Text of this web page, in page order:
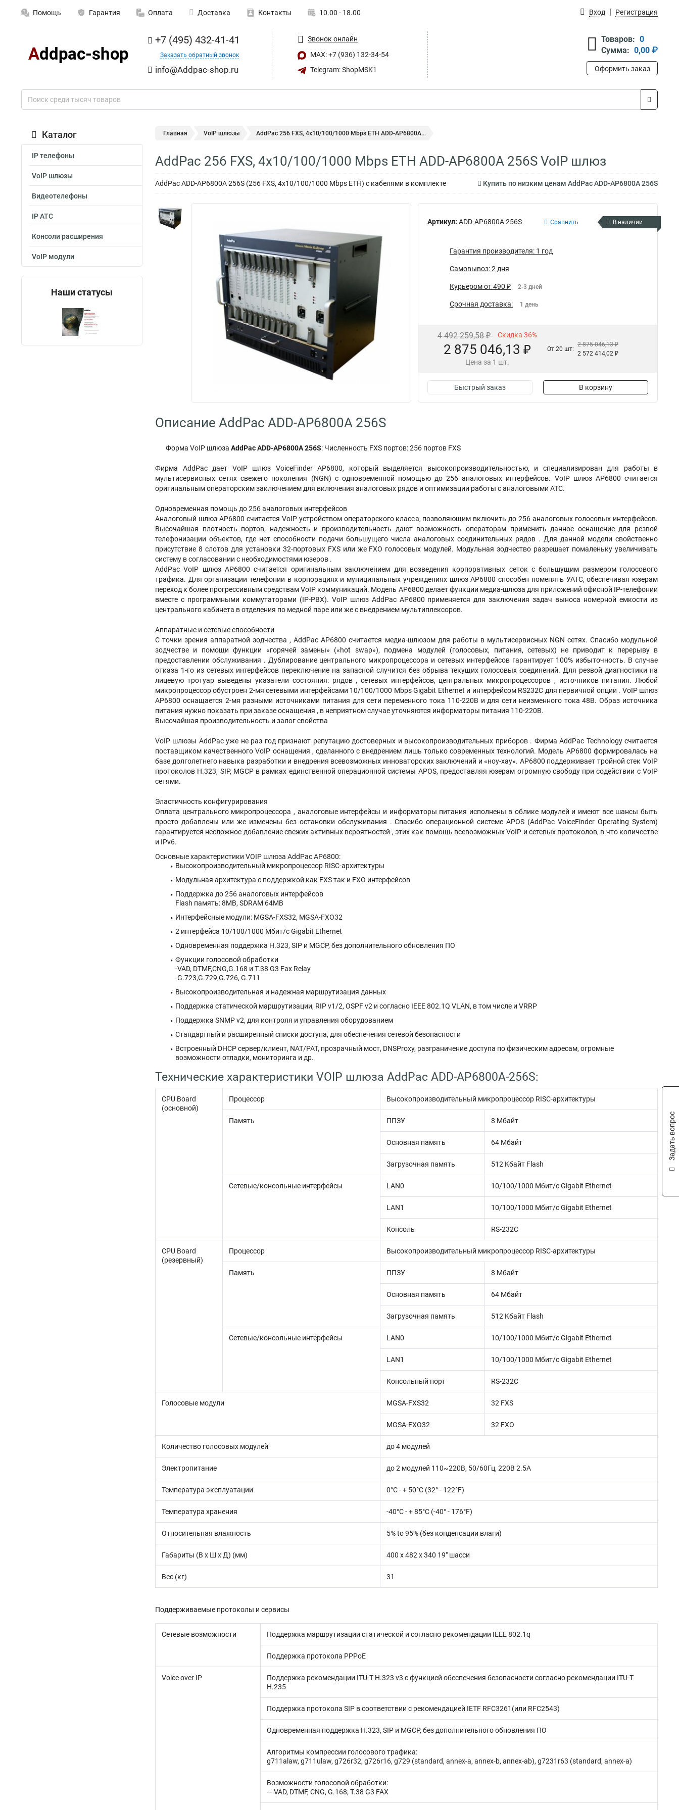
Помощь Гарантия Оплата Доставка Контакты 10.00 - 18.00 Вход Регистрация
+7 (495) 432-41-41
Заказать обратный звонок
info@Addpaс-shop.ru
Звонок онлайн
MAX: +7 (936) 132-34-54
Telegram: ShopMSK1
Товаров: 0
Сумма: 0,00 ₽
Оформить заказ
Каталог
IP телефоны
VoIP шлюзы
Видеотелефоны
IP АТС
Консоли расширения
VoIP модули
Наши статусы
Главная VoIP шлюзы AddPac 256 FXS, 4x10/100/1000 Mbps ETH ADD-AP6800A...
AddPac 256 FXS, 4x10/100/1000 Mbps ETH ADD-AP6800A 256S VoIP шлюз
AddPac ADD-AP6800A 256S (256 FXS, 4x10/100/1000 Mbps ETH) с кабелями в комплекте Купить по низким ценам AddPac ADD-AP6800A 256S
Артикул: ADD-AP6800A 256S Сравнить В наличии
Гарантия производителя: 1 год
Самовывоз: 2 дня
Курьером от 490 ₽ 2-3 дней
Срочная доставка: 1 день
4 492 259,58 ₽ Скидка 36%
2 875 046,13 ₽
Цена за 1 шт.
От 20 шт:
2 875 046,13 ₽
2 572 414,02 ₽
Быстрый заказ В корзину
Описание AddPac ADD-AP6800A 256S
Форма VoIP шлюза AddPac ADD-AP6800A 256S: Численность FXS портов: 256 портов FXS
Фирма AddPac дает VoIP шлюз VoiceFinder AP6800, который выделяется высокопроизводительностью, и специализирован для работы в
мультисервисных сетях свежего поколения (NGN) c одновременной помощью до 256 аналоговых интерфейсов. VoIP шлюз AP6800 считается
оригинальным операторским заключением для включения аналоговых рядов и оптимизации работы с аналоговыми АТС.
Одновременная помощь до 256 аналоговых интерфейсов
Аналоговый шлюз AP6800 считается VoIP устройством операторского класса, позволяющим включить до 256 аналоговых голосовых интерфейсов.
Высочайшая плотность портов, надежность и производительность дают возможность операторам применить данное оснащение для резвой
телефонизации объектов, где нет способности подачи большущего числа аналоговых соединительных рядов . Для данной модели свойственно
присутствие 8 слотов для установки 32-портовых FXS или же FXO голосовых модулей. Модульная зодчество разрешает помаленьку увеличивать
систему в согласовании с необходимостями юзеров .
AddPac VoIP шлюз AP6800 считается оригинальным заключением для возведения корпоративных сеток с большущим размером голосового
трафика. Для организации телефонии в корпорациях и муниципальных учреждениях шлюз AP6800 способен поменять УАТС, обеспечивая юзерам
переход к более прогрессивным средствам VoIP коммуникаций. Модель AP6800 делает функции медиа-шлюза для приложений офисной IP-телефонии
вместе с программными коммутаторами (IP-PBX). VoIP шлюз AddPac AP6800 применяется для заключения задач выноса номерной емкости из
центрального кабинета в отделения по медной паре или же с внедрением мультиплексоров.
Аппаратные и сетевые способности
С точки зрения аппаратной зодчества , AddPac AP6800 считается медиа-шлюзом для работы в мультисервисных NGN сетях. Спасибо модульной
зодчестве и помощи функции «горячей замены» («hot swap»), подмена модулей (голосовых, питания, сетевых) не приводит к перерыву в
предоставлении обслуживания . Дублирование центрального микропроцессора и сетевых интерфейсов гарантирует 100% избыточность. В случае
отказа 1-го из сетевых интерфейсов переключение на запасной случится без обрыва текущих голосовых соединений. Для резвой диагностики на
лицевую тротуар выведены указатели состояния: рядов , сетевых интерфейсов, центральных микропроцессоров , источников питания. Любой
микропроцессор обустроен 2-мя сетевыми интерфейсами 10/100/1000 Mbps Gigabit Ethernet и интерфейсом RS232C для первичной опции . VoIP шлюз
AP6800 оснащается 2-мя разными источниками питания для сети переменного тока 110-220В и для сети неизменного тока 48В. Образ источника
питания нужно показать при заказе оснащения , в неприятном случае уточняются информаторы питания 110-220В.
Высочайшая производительность и залог свойства
VoIP шлюзы AddPac уже не раз год признают репутацию достоверных и высокопроизводительных приборов . Фирма AddPac Technology считается
поставщиком качественного VoIP оснащения , сделанного с внедрением лишь только современных технологий. Модель AP6800 формировалась на
базе долголетнего навыка разработки и внедрения всевозможных инноваторских заключений и «ноу-хау». AP6800 поддерживает тройной стек VoIP
протоколов H.323, SIP, MGCP в рамках единственной операционной системы APOS, предоставляя юзерам огромную свободу при содействии с VoIP
сетями.
Эластичность конфигурирования
Оплата центрального микропроцессора , аналоговые интерфейсы и информаторы питания исполнены в облике модулей и имеют все шансы быть
просто добавлены или же изменены без остановки обслуживания . Спасибо операционной системе APOS (AddPac VoiceFinder Operating System)
гарантируется несложное добавление свежих активных вероятностей , этих как помощь всевозможных VoIP и сетевых протоколов, в что количестве
и IPv6.
Основные характеристики VOIP шлюза AddPac AP6800:
Высокопроизводительный микропроцессор RISC-архитектуры
Модульная архитектура с поддержкой как FXS так и FXO интерфейсов
Поддержка до 256 аналоговых интерфейсов
Flash память: 8MB, SDRAM 64MB
Интерфейсные модули: MGSA-FXS32, MGSA-FXO32
2 интерфейса 10/100/1000 Мбит/с Gigabit Ethernet
Одновременная поддержка H.323, SIP и MGCP, без дополнительного обновления ПО
Функции голосовой обработки
-VAD, DTMF,CNG,G.168 и T.38 G3 Fax Relay
-G.723,G.729,G.726, G.711
Высокопроизводительная и надежная маршрутизация данных
Поддержка статической маршрутизации, RIP v1/2, OSPF v2 и согласно IEEE 802.1Q VLAN, в том числе и VRRP
Поддержка SNMP v2, для контроля и управления оборудованием
Стандартный и расширенный списки доступа, для обеспечения сетевой безопасности
Встроенный DHCP сервер/клиент, NAT/PAT, прозрачный мост, DNSProxy, разграничение доступа по физическим адресам, огромные
возможности отладки, мониторинга и др.
Технические характеристики VOIP шлюза AddPac ADD-AP6800A-256S:
CPU Board
(основной)
Процессор Высокопроизводительный микропроцессор RISC-архитектуры
Память ППЗУ 8 Mбайт
Основная память 64 Mбайт
Загрузочная память 512 Kбайт Flash
Сетевые/консольные интерфейсы LAN0 10/100/1000 Мбит/с Gigabit Ethernet
LAN1 10/100/1000 Мбит/с Gigabit Ethernet
Консоль RS-232C
CPU Board
(резервный)
Процессор Высокопроизводительный микропроцессор RISC-архитектуры
Память ППЗУ 8 Mбайт
Основная память 64 Mбайт
Загрузочная память 512 Kбайт Flash
Сетевые/консольные интерфейсы LAN0 10/100/1000 Мбит/с Gigabit Ethernet
LAN1 10/100/1000 Мбит/с Gigabit Ethernet
Консольный порт RS-232C
Голосовые модули MGSA-FXS32 32 FXS
MGSA-FXO32 32 FXO
Количество голосовых модулей до 4 модулей
Электропитание до 2 модулей 110~220В, 50/60Гц, 220В 2.5A
Температура эксплуатации 0°C - + 50°C (32° - 122°F)
Температура хранения -40°C - + 85°C (-40° - 176°F)
Относительная влажность 5% to 95% (без конденсации влаги)
Габариты (В x Ш x Д) (мм) 400 x 482 x 340 19" шасси
Вес (кг) 31
Поддерживаемые протоколы и сервисы
Сетевые возможности Поддержка маршрутизации статической и согласно рекомендации IEEE 802.1q
Поддержка протокола PPPoE
Voice over IP
Поддержка рекомендации ITU-T H.323 v3 с функцией обеспечения безопасности согласно рекомендации ITU-T
H.235
Поддержка протокола SIP в соответствии с рекомендацией IETF RFC3261(или RFC2543)
Одновременная поддержка H.323, SIP и MGCP, без дополнительного обновления ПО
Алгоритмы компрессии голосового трафика:
g711alaw, g711ulaw, g726r32, g726r16, g729 (standard, annex-a, annex-b, annex-ab), g7231r63 (standard, annex-a)
Возможности голосовой обработки:
— VAD, DTMF, CNG, G.168, T.38 G3 FAX
Задать вопрос